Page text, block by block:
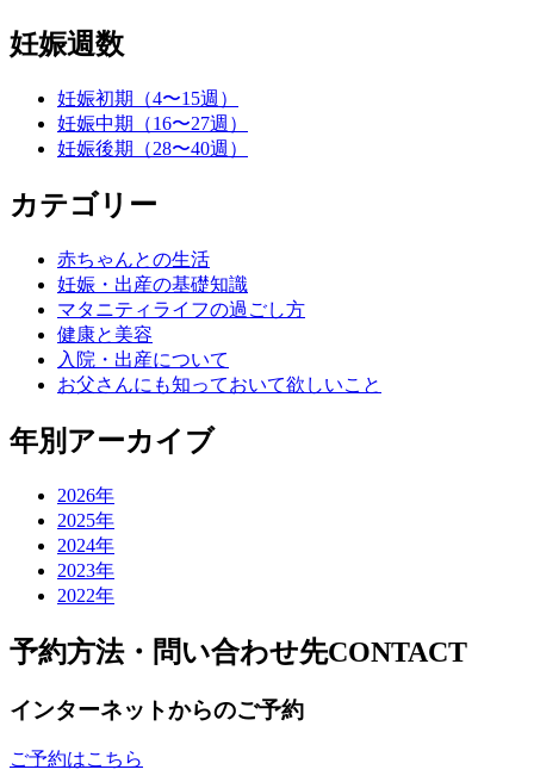
ビ
ョ
妊娠週数
妊娠初期（4〜15週）
妊娠中期（16〜27週）
妊娠後期（28〜40週）
カテゴリー
赤ちゃんとの生活
妊娠・出産の基礎知識
マタニティライフの過ごし方
健康と美容
入院・出産について
お父さんにも知っておいて欲しいこと
年別アーカイブ
2026年
2025年
2024年
2023年
2022年
予約方法・問い合わせ先CONTACT
インターネットからのご予約
ご予約はこちら